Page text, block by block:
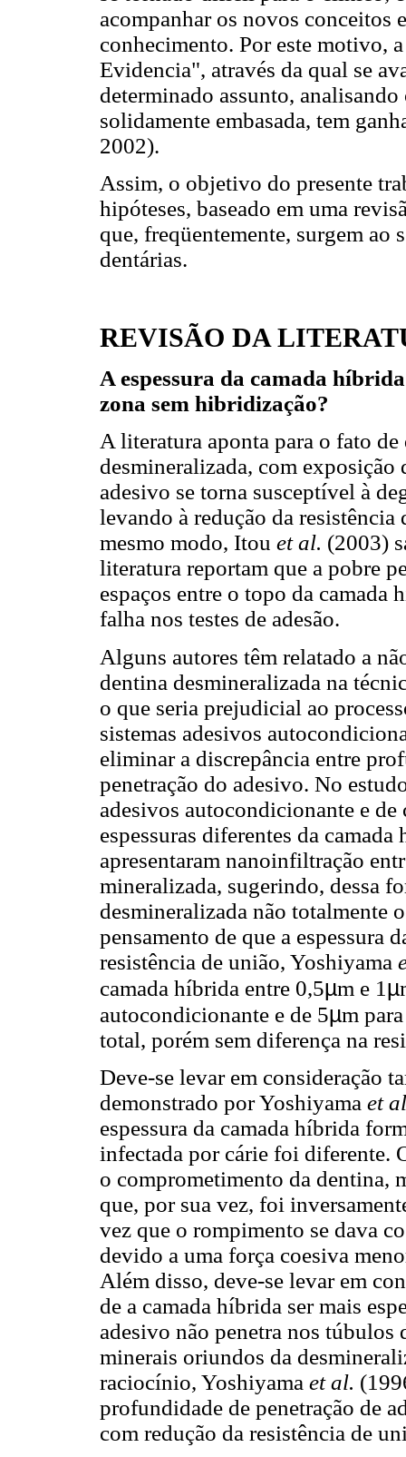
acompanhar os novos conceitos
conhecimento. Por este motivo,
Evidencia", através da qual se
determinado assunto,
solidamente embasada, tem
2002).
Assim, o objetivo do presente
hipóteses, baseado em uma
que, freqüentemente, surgem ao
dentárias.
REVISÃO DA
A espessura da camada
zona sem hibridização?
A literatura aponta para o fato
desmineralizada, com exposição
adesivo se torna susceptível à
levando à redução da
mesmo modo, Itou et al. (2003)
literatura reportam que a pobre
espaços entre o topo da camada
falha nos testes de adesão.
Alguns autores têm relatado a
dentina desmineralizada na
o que seria prejudicial ao
sistemas adesivos
eliminar a discrepância entre
penetração do adesivo. No
adesivos autocondicionante e
espessuras diferentes da
apresentaram nanoinfiltração
mineralizada, sugerindo, dessa
desmineralizada não totalmente
pensamento de que a espessura
resistência de união, Yoshiyama
camada híbrida entre 0,5µm e 1 µ
autocondicionante e de 5µm
total, porém sem diferença na
Deve-se levar em consideração
demonstrado por Yoshiyama et
espessura da camada híbrida
infectada por cárie foi diferente.
o comprometimento da dentina,
que, por sua vez, foi
vez que o rompimento se dava
devido a uma força coesiva
Além disso, deve-se levar em
de a camada híbrida ser mais
adesivo não penetra nos
minerais oriundos da
raciocínio, Yoshiyama et al.
profundidade de penetração de
com redução da resistência de